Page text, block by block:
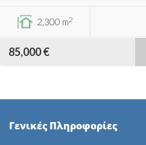
2,300 m2
85,000 €
Γενικές Πληροφορίες